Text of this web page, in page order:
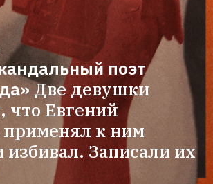
поэт
Две девушки
что Евгений
к ним
избивал. Записали их